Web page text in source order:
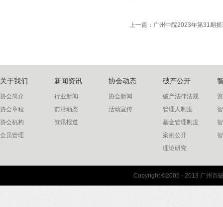
上一篇： 广州中院2023年第31期
关于我们
协会简介
协会章程
协会机构
会员管理
新闻资讯
行业新闻
前沿动态
资讯报道
协会动态
协会新闻
活动宣传
破产公开
破产法律法规
管理人制度
基金管理制度
案例公开
理论研究
联系我们
Copyright ©2005 - 2013 广州市